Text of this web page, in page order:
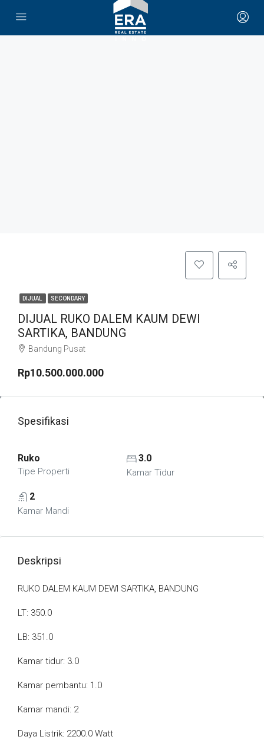
DIJUAL SECONDARY
DIJUAL RUKO DALEM KAUM DEWI
SARTIKA, BANDUNG
Bandung Pusat
Rp10.500.000.000
Spesifikasi
Ruko
Tipe Properti
3.0
Kamar Tidur
2
Kamar Mandi
Deskripsi
RUKO DALEM KAUM DEWI SARTIKA, BANDUNG
LT: 350.0
LB: 351.0
Kamar tidur: 3.0
Kamar pembantu: 1.0
Kamar mandi: 2
Daya Listrik: 2200.0 Watt